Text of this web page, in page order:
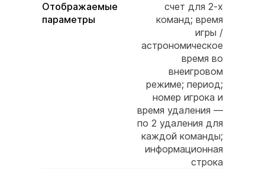
Отображаемые
параметры
счет для 2-х
команд; время
игры /
астрономическое
время во
внеигровом
режиме; период;
номер игрока и
время удаления —
по 2 удаления для
каждой команды;
информационная
строка